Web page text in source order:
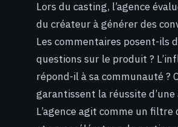
Lors du casting, l’agence
du créateur à générer des
Les commentaires posent-ils
questions sur le produit ?
répond-il à sa communauté ?
garantissent la réussite
L’agence agit comme un filtre